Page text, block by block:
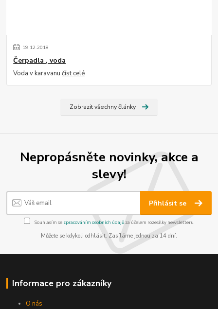
19.12.2018
Čerpadla , voda
Voda v karavanučíst celé
Zobrazit všechny články
Nepropásněte novinky, akce a
slevy!
Přihlásit se
Souhlasím se zpracováním osobních údajůza účelem rozesílky newsletteru.
Můžete se kdykoli odhlásit. Zasíláme jednou za 14 dní.
Informace pro zákazníky
O nás